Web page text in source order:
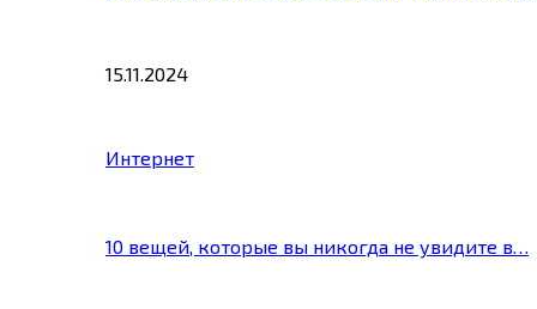
15.11.2024
Интернет
10 вещей, которые вы никогда не увидите в…